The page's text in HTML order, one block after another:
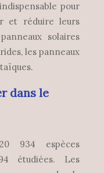
pour
et réduire leurs
solaires
les panneaux
dans le
934 espèces
étudiées. Les